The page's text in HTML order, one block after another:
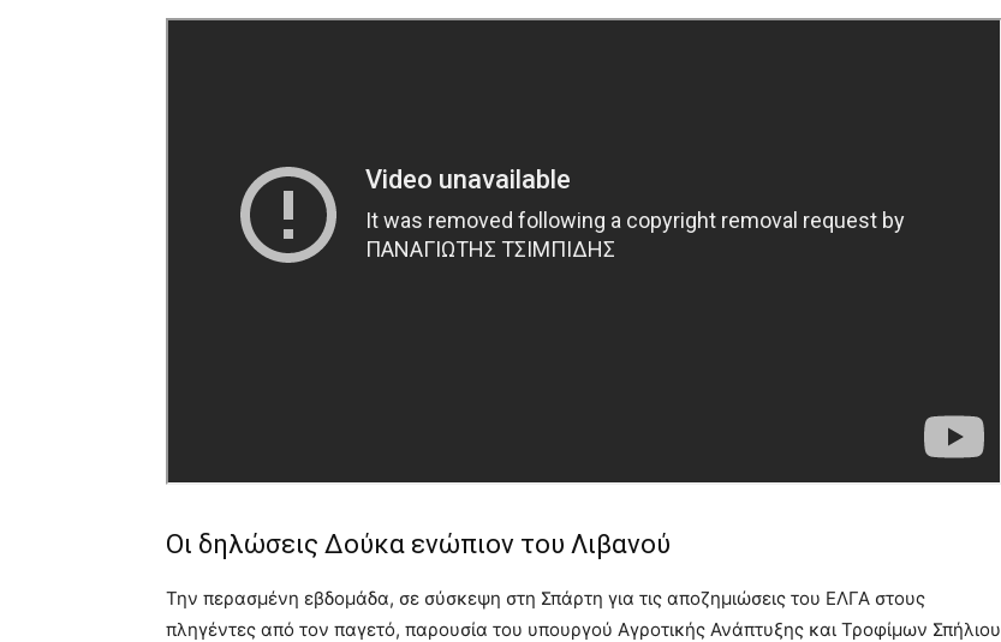
Οι δηλώσεις Δούκα ενώπιον του Λιβανού
Την περασμένη εβδομάδα, σε σύσκεψη στη Σπάρτη για τις αποζημιώσεις του ΕΛΓΑ στους
πληγέντες από τον παγετό, παρουσία του υπουργού Αγροτικής Ανάπτυξης και Τροφίμων Σπήλιου